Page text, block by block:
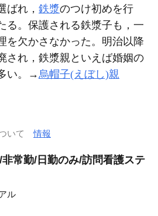
ばれ， 鉄漿のつけ初めを行
る。保護される鉄漿子も，一
を欠かさなかった。明治以降
され，鉄漿親といえば婚姻の
い。→烏帽子(えぼし)親
ついて情報
非常勤/日勤のみ/訪問看護ステ
ル